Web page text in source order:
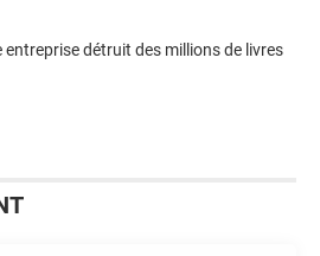
détruit des millions de livres